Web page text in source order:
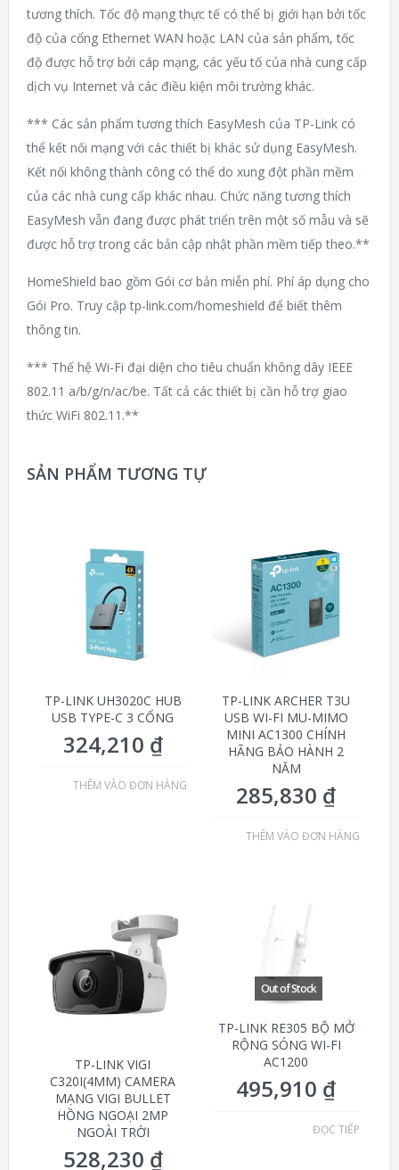
tương thích. Tốc độ mạng thực tế có thể bị giới hạn bởi tốc
độ của cổng Ethernet WAN hoặc LAN của sản phẩm, tốc
độ được hỗ trợ bởi cáp mạng, các yếu tố của nhà cung cấp
dịch vụ Internet và các điều kiện môi trường khác.
*** Các sản phẩm tương thích EasyMesh của TP-Link có
thể kết nối mạng với các thiết bị khác sử dụng EasyMesh.
Kết nối không thành công có thể do xung đột phần mềm
của các nhà cung cấp khác nhau. Chức năng tương thích
EasyMesh vẫn đang được phát triển trên một số mẫu và sẽ
được hỗ trợ trong các bản cập nhật phần mềm tiếp theo.**
HomeShield bao gồm Gói cơ bản miễn phí. Phí áp dụng cho
Gói Pro. Truy cập tp-link.com/homeshield để biết thêm
thông tin.
*** Thế hệ Wi-Fi đại diện cho tiêu chuẩn không dây IEEE
802.11 a/b/g/n/ac/be. Tất cả các thiết bị cần hỗ trợ giao
thức WiFi 802.11.**
SẢN PHẨM TƯƠNG TỰ
TP-LINK UH3020C HUB
USB TYPE-C 3 CỔNG
324,210 ₫
THÊM VÀO ĐƠN HÀNG
TP-LINK ARCHER T3U
USB WI-FI MU-MIMO
MINI AC1300 CHÍNH
HÃNG BẢO HÀNH 2
NĂM
285,830 ₫
THÊM VÀO ĐƠN HÀNG
TP-LINK VIGI
C320I(4MM) CAMERA
MẠNG VIGI BULLET
HỒNG NGOẠI 2MP
NGOÀI TRỜI
528,230 ₫
TP-LINK RE305 BỘ MỞ
RỘNG SÓNG WI-FI
AC1200
495,910 ₫
ĐỌC TIẾP